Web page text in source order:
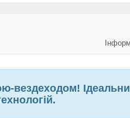
вездеходом!